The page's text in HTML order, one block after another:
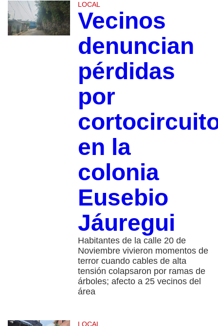
LOCAL
Vecinos
denuncian
pérdidas
por
en la
colonia
Eusebio
Jáuregui
Habitantes de la calle 20 de
Noviembre vivieron momentos de
terror cuando cables de alta
tensión colapsaron por ramas de
árboles; afecto a 25 vecinos del
área
LOCAL